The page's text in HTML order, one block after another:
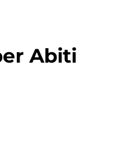
Abiti